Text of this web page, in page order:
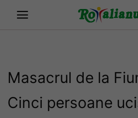
Masacrul de la
Cinci persoane